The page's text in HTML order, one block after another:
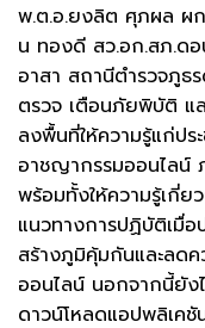
พ.ต.อ.ยงลิต ศุภผล ผ
น ทองดี สว.อก.สภ.ด
อาสา สถานีตำรวจภูธ
ตรวจ เตือนภัยพิบัติ แ
ลงพื้นที่ให้ความรู้แก่ป
อาชญากรรมออนไลน์
พร้อมทั้งให้ความรู้เกี่ย
แนวทางการปฏิบัติเมื่อ
สร้างภูมิคุ้มกันและลด
ออนไลน์ นอกจากนี้ยัง
ดาวน์โหลดแอปพลิเคชั